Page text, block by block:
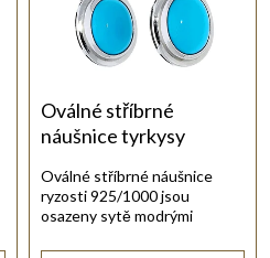
Oválné stříbrné
náušnice tyrkysy
Oválné stříbrné náušnice
ryzosti 925/1000 jsou
osazeny sytě modrými